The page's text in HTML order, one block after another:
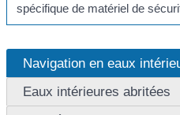
spécifique de matériel de
Navigation en eaux
Eaux intérieures abritées